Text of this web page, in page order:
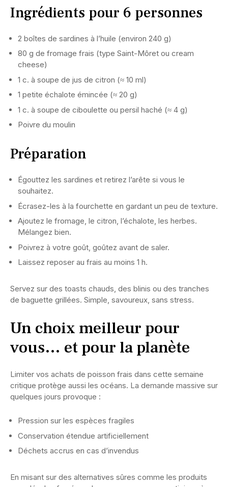
Ingrédients pour 6 personnes
2 boîtes de sardines à l’huile (environ 240 g)
80 g de fromage frais (type Saint-Môret ou cream
cheese)
1 c. à soupe de jus de citron (≈ 10 ml)
1 petite échalote émincée (≈ 20 g)
1 c. à soupe de ciboulette ou persil haché (≈ 4 g)
Poivre du moulin
Préparation
Égouttez les sardines et retirez l’arête si vous le
souhaitez.
Écrasez-les à la fourchette en gardant un peu de texture.
Ajoutez le fromage, le citron, l’échalote, les herbes.
Mélangez bien.
Poivrez à votre goût, goûtez avant de saler.
Laissez reposer au frais au moins 1 h.
Servez sur des toasts chauds, des blinis ou des tranches
de baguette grillées. Simple, savoureux, sans stress.
Un choix meilleur pour
vous… et pour la planète
Limiter vos achats de poisson frais dans cette semaine
critique protège aussi les océans. La demande massive sur
quelques jours provoque :
Pression sur les espèces fragiles
Conservation étendue artificiellement
Déchets accrus en cas d’invendus
En misant sur des alternatives sûres comme les produits